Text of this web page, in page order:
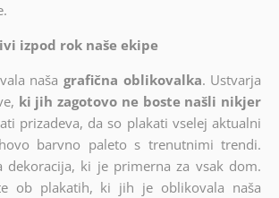
izpod rok naše ekipe
naša grafična oblikovalka. Ustvarja
ki jih zagotovo ne boste našli nikjer
prizadeva, da so plakati vselej aktualni
barvno paleto s trenutnimi trendi.
dekoracija, ki je primerna za vsak dom.
ob plakatih, ki jih je oblikovala naša